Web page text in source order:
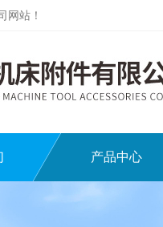
网站！
产品中心